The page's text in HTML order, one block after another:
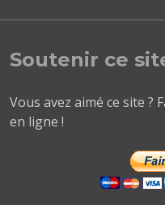
Soutenir ce
Vous avez aimé ce site ?
en ligne !